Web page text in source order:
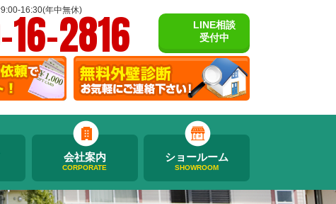
16:30(年中無休)2816
LINE相談
受付中
会社案内
CORPORATE
ショールーム
SHOWROOM